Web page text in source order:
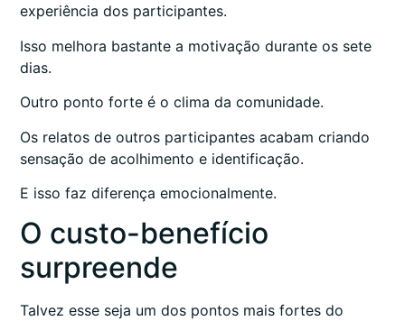
experiência dos participantes.
Isso melhora bastante a motivação durante os sete
dias.
Outro ponto forte é o clima da comunidade.
Os relatos de outros participantes acabam criando
sensação de acolhimento e identificação.
E isso faz diferença emocionalmente.
O custo-benefício
surpreende
Talvez esse seja um dos pontos mais fortes do